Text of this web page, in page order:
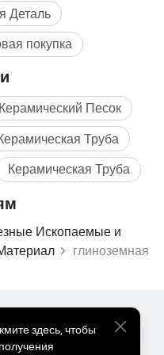
Деталь
покупка
Керамический Песок
Труба
Керамическая Труба
Ископаемые и
глиноземная
здесь, чтобы
покупатель
ПК Сайт